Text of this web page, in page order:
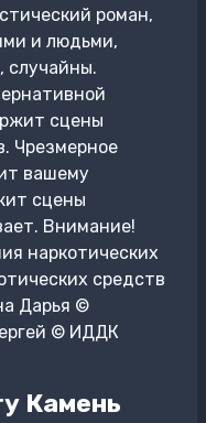
роман,
и людьми,
сцены
Чрезмерное
вашему
сцены
Внимание!
наркотических
средств
Дарья ©
© ИДДК
Камень